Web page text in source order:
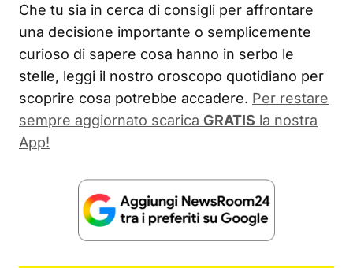
Che tu sia in cerca di consigli per affrontare
una decisione importante o semplicemente
curioso di sapere cosa hanno in serbo le
stelle, leggi il nostro oroscopo quotidiano per
scoprire cosa potrebbe accadere. Per restare
sempre aggiornato scarica GRATIS la nostra
App!